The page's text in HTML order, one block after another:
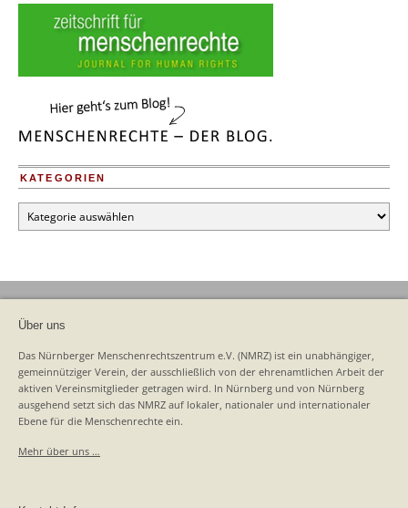
KATEGORIEN
Kategorien
Über uns
Das Nürnberger Menschenrechtszentrum e.V. (NMRZ) ist ein unabhängiger,
gemeinnütziger Verein, der ausschließlich von der ehrenamtlichen Arbeit der
aktiven Vereinsmitglieder getragen wird. In Nürnberg und von Nürnberg
ausgehend setzt sich das NMRZ auf lokaler, nationaler und internationaler
Ebene für die Menschenrechte ein.
Mehr über uns …